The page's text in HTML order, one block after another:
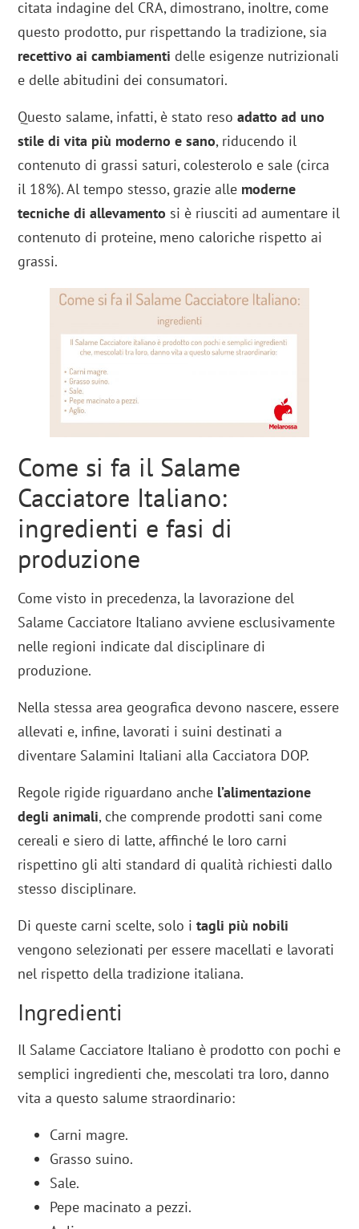
citata indagine del CRA, dimostrano, inoltre, come
questo prodotto, pur rispettando la tradizione, sia
recettivo ai cambiamenti delle esigenze nutrizionali
e delle abitudini dei consumatori.
Questo salame, infatti, è stato resoadatto ad uno
stile di vita più moderno e sano, riducendo il
contenuto di grassi saturi, colesterolo e sale (circa
il 18%). Al tempo stesso, grazie alle moderne
tecniche di allevamento si è riusciti ad aumentare il
contenuto di proteine, meno caloriche rispetto ai
grassi.
Come si fa il Salame
Cacciatore Italiano:
ingredienti e fasi di
produzione
Come visto in precedenza, la lavorazione del
Salame Cacciatore Italiano avviene esclusivamente
nelle regioni indicate dal disciplinare di
produzione.
Nella stessa area geografica devono nascere, essere
allevati e, infine, lavorati i suini destinati a
diventare Salamini Italiani alla Cacciatora DOP.
Regole rigide riguardano anche l’alimentazione
degli animali, che comprende prodotti sani come
cereali e siero di latte, affinché le loro carni
rispettino gli alti standard di qualità richiesti dallo
stesso disciplinare.
Di queste carni scelte, solo itagli più nobili
vengono selezionati per essere macellati e lavorati
nel rispetto della tradizione italiana.
Ingredienti
Il Salame Cacciatore Italiano è prodotto con pochi e
semplici ingredienti che, mescolati tra loro, danno
vita a questo salume straordinario:
Carni magre.
Grasso suino.
Sale.
Pepe macinato a pezzi.